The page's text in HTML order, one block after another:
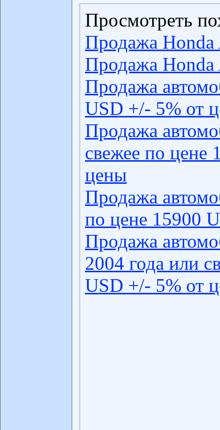
Просмотреть
Продажа Honda
Продажа Honda
Продажа
USD +/- 5% от
Продажа
свежее по цене
цены
Продажа
по цене 15900
Продажа
2004 года или
USD +/- 5% от